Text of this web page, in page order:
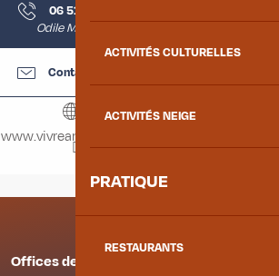
ACTIVITÉS CULTURELLES
ACTIVITÉS NEIGE
PRATIQUE
RESTAURANTS
06 51 02 16
Odile Mouchet
Contactez-nous
www.vivreamontdenis.fr
Offices de tourisme